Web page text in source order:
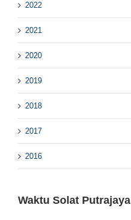
2022
2021
2020
2019
2018
2017
2016
Waktu Solat Putrajaya